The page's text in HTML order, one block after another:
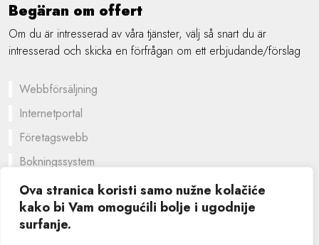
Ova stranica koristi samo nužne kolačiće
kako bi Vam omogućili bolje i ugodnije
surfanje.
Begäran om offert
Om du är intresserad av våra tjänster, välj så snart du är
intresserad och skicka en förfrågan om ett erbjudande/förslag
Webbförsäljning
Internetportal
Företagswebb
Bokningssystem
En skräddarsydd lösning
Grafisk design